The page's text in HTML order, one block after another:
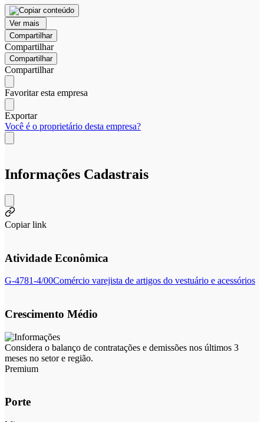
Ver mais
Compartilhar
Compartilhar
Compartilhar
Compartilhar
Favoritar esta empresa
Exportar
Você é o proprietário desta empresa?
Informações Cadastrais
Copiar link
Atividade Econômica
G-4781-4/00Comércio varejista de artigos do vestuário e acessórios
Crescimento Médio
Considera o balanço de contratações e demissões nos últimos 3
meses no setor e região.
Premium
Porte